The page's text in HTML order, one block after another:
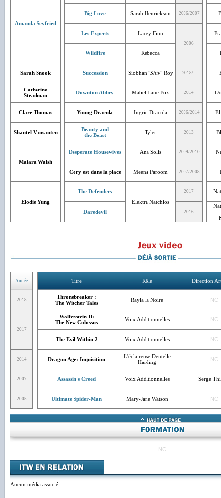
Amanda Seyfried
Big Love Sarah Henrickson 2006/2007
Les Experts Lacey Finn
2006
Wildfire Rebecca
Sarah Snook Succession Siobhan "Shiv" Roy 2018/...
Catherine
Steadman
Downton Abbey Mabel Lane Fox 2014
Clare Thomas Young Dracula Ingrid Dracula 2006/2014
Shantel Vansanten
Beauty and
the Beast
Tyler 2013
Maiara Walsh
Desperate Housewives Ana Solis 2009/2010
Cory est dans la place Meena Paroom 2007/2008
Elodie Yung
The Defenders
Elektra Natchios
2017
Daredevil 2016
Année Titre Rôle Direction
2018
Thronebreaker :
The Witcher Tales
Rayla la Noire NC
2017
Wolfenstein II:
The New Colossus
Voix Additionnelles NC
The Evil Within 2 Voix Additionnelles NC
2014 Dragon Age: Inquisition
L'éclaireuse Dentelle
Harding
NC
2007 Assassin's Creed Voix Additionnelles Serge
2005 Ultimate Spider-Man Mary-Jane Watson NC
NC
Aucun média associé.